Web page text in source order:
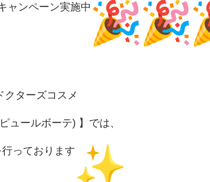
ャンペーン実施中
クターズコスメ
ュールボーテ) 】では、
っております